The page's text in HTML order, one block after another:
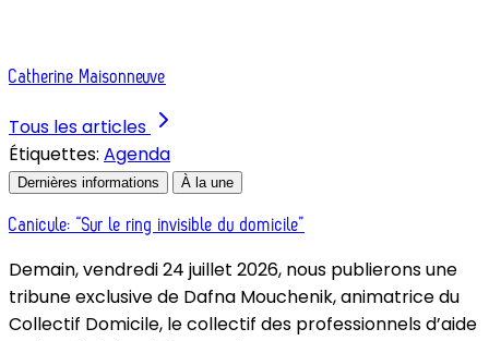
Catherine Maisonneuve
Tous les articles
Étiquettes: Agenda
Dernières informations À la une
Canicule: “Sur le ring invisible du domicile”
Demain, vendredi 24 juillet 2026, nous publierons une
tribune exclusive de Dafna Mouchenik, animatrice du
Collectif Domicile, le collectif des professionnels d’aide